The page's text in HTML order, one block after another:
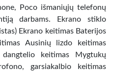
Poco išmaniųjų telefonų
darbams. Ekrano stiklo
Ekrano keitimas Baterijos
Ausinių lizdo keitimas
keitimas Mygtukų
garsiakalbio keitimas